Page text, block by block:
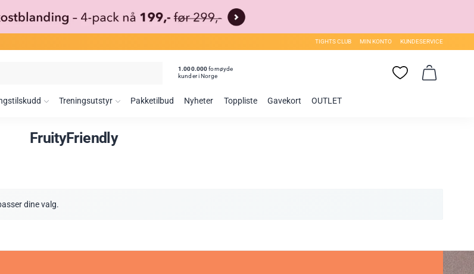
TIGHTS CLUB MIN KONTO KUNDESERVICE
1.000.000fornøyde
kunder i Norge
Treningsutstyr Pakketilbud Nyheter Toppliste Gavekort OUTLET
FruityFriendly
dine valg.